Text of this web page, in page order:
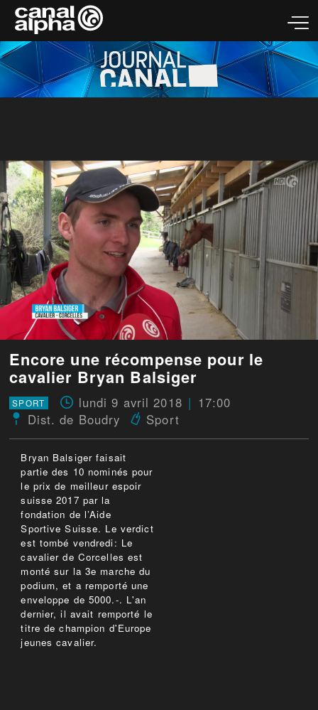
Encore une récompense pour le
cavalier Bryan Balsiger
SPORT lundi 9 avril 2018
17:00
Dist. de Boudry
Sport
Bryan Balsiger faisait
partie des 10 nominés pour
le prix de meilleur espoir
suisse 2017 par la
fondation de l’Aide
Sportive Suisse. Le verdict
est tombé vendredi: Le
cavalier de Corcelles est
monté sur la 3e marche du
podium, et a remporté une
enveloppe de 5000.-. L'an
dernier, il avait remporté le
titre de champion d'Europe
jeunes cavalier.